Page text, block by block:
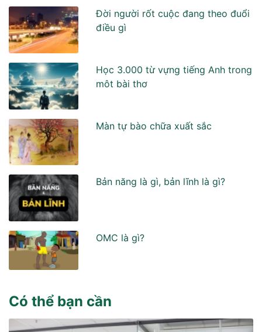
Đời người rốt cuộc đang theo đuổi
điều gì
Học 3.000 từ vựng tiếng Anh trong
môt bài thơ
Màn tự bào chữa xuất sắc
Bản năng là gì, bản lĩnh là gì?
OMC là gì?
Có thể bạn cần